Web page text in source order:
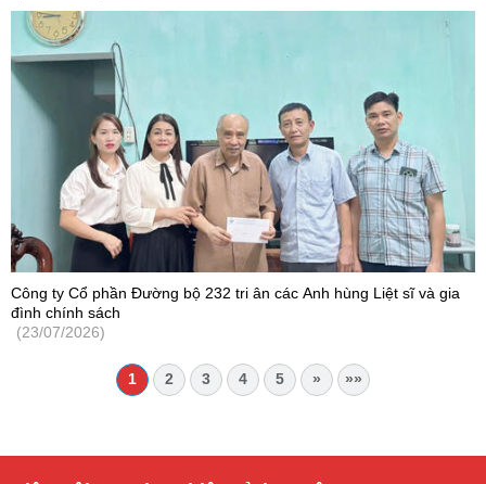
Công ty Cổ phần Đường bộ 232 tri ân các Anh hùng Liệt sĩ và gia
đình chính sách
(23/07/2026)
1 2 3 4 5 » »»